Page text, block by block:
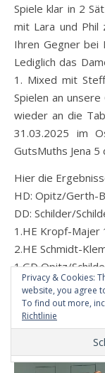
Spiele klar in 2
mit Lara und Phil
Ihren Gegner bei
Lediglich das
1. Mixed mit
Spielen an
wieder an die
31.03.2025 im
GutsMuths Jena
Hier die
HD: Opitz/Gerth-
DD: Schilder/
1.HE Kropf-Majer
2.HE Schmidt-
1.GD Opitz/
2.GD Schmidt/
Privacy & Cookies:
website, you agree
To find out more,
Richtlinie